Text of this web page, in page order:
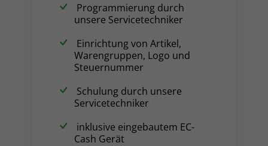
Programmierung durch
unsere Servicetechniker
Einrichtung von Artikel,
Warengruppen, Logo und
Steuernummer
Schulung durch unsere
Servicetechniker
inklusive eingebautem EC-
Cash Gerät